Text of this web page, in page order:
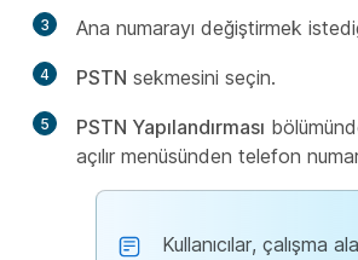
3 Ana numarayı değiştirmek
4 PSTN sekmesini seçin.
5 PSTN Yapılandırması
açılır menüsünden telefon
Kullanıcılar, çalışma